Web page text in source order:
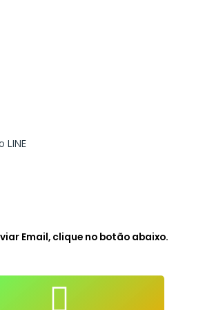
LINE
Email, clique no botão abaixo.
mail
atendimento@live-lessons.jp